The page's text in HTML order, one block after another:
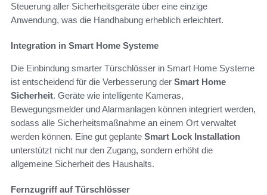
Steuerung aller Sicherheitsgeräte über eine einzige
Anwendung, was die Handhabung erheblich erleichtert.
Integration in Smart Home Systeme
Die Einbindung smarter Türschlösser in Smart Home Systeme
ist entscheidend für die Verbesserung der Smart Home
Sicherheit. Geräte wie intelligente Kameras,
Bewegungsmelder und Alarmanlagen können integriert werden,
sodass alle Sicherheitsmaßnahme an einem Ort verwaltet
werden können. Eine gut geplante Smart Lock Installation
unterstützt nicht nur den Zugang, sondern erhöht die
allgemeine Sicherheit des Haushalts.
Fernzugriff auf Türschlösser